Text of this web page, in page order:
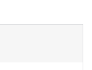
parka